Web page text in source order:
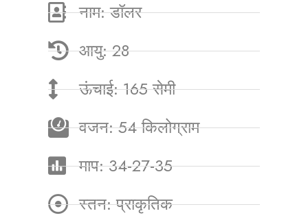
नाम: डॉलर
आयु: 28
ऊंचाई: 165 सेमी
वजन: 54 किलोग्राम
माप: 34-27-35
स्तन: प्राकृतिक